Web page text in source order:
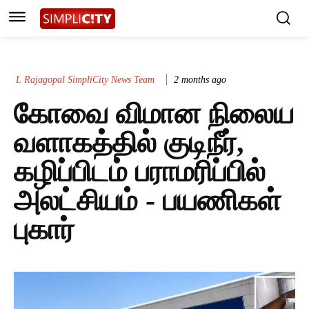
L Rajagopal SimpliCity News Team 2 months ago
கோவை விமான நிலைய
வளாகத்தில் குடிநீர்,
கழிப்பிடம் பராமரிப்பில்
அலட்சியம் - பயணிகள்
புகார்